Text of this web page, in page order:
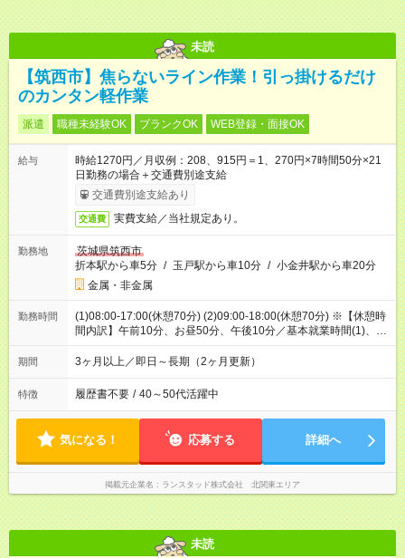
未読
【筑西市】焦らないライン作業！引っ掛けるだけ
のカンタン軽作業
派遣 職種未経験OK ブランクOK WEB登録・面接OK
給与
時給1270円／月収例：208、915円＝1、270円×7時間50分×21
日勤務の場合＋交通費別途支給
交通費別途支給あり
交通費 実費支給／当社規定あり。
勤務地
茨城県筑西市
折本駅から車5分 / 玉戸駅から車10分 / 小金井駅から車20分
金属・非金属
勤務時間
(1)08:00-17:00(休憩70分) (2)09:00-18:00(休憩70分) ※【休憩時
間内訳】午前10分、お昼50分、午後10分／基本就業時間(1)、稀
に就業時間(2)でのお仕事
期間 3ヶ月以上／即日～長期（2ヶ月更新）
特徴 履歴書不要 / 40～50代活躍中
気になる！ 応募する 詳細へ
掲載元企業名 ランスタッド株式会社 北関東エリア
未読